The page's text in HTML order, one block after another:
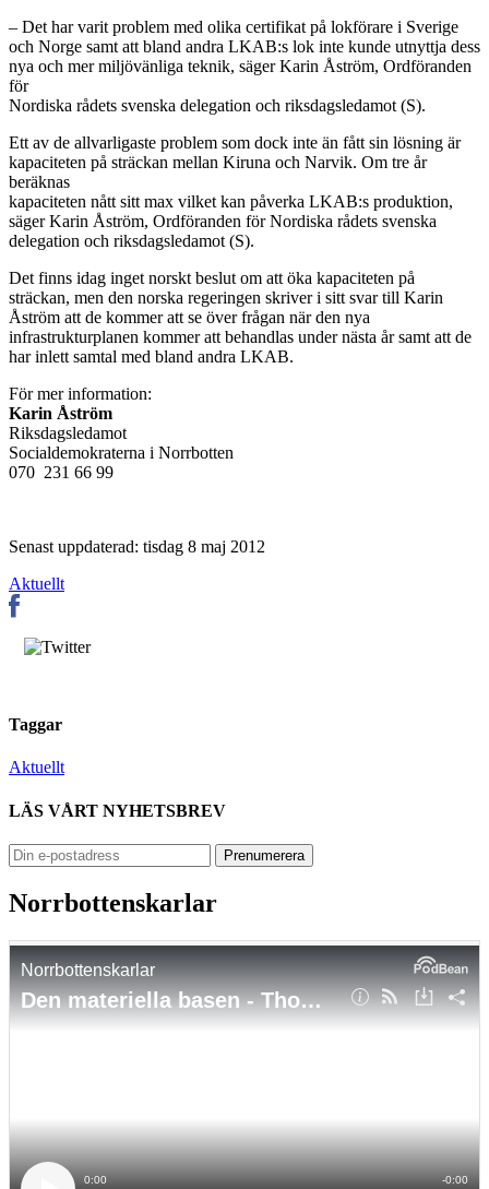
– Det har varit problem med olika certifikat på lokförare i Sverige
och Norge samt att bland andra LKAB:s lok inte kunde utnyttja dess
nya och mer miljövänliga teknik, säger Karin Åström, Ordföranden
för
Nordiska rådets svenska delegation och riksdagsledamot (S).
Ett av de allvarligaste problem som dock inte än fått sin lösning är
kapaciteten på sträckan mellan Kiruna och Narvik. Om tre år
beräknas
kapaciteten nått sitt max vilket kan påverka LKAB:s produktion,
säger Karin Åström, Ordföranden för Nordiska rådets svenska
delegation och riksdagsledamot (S).
Det finns idag inget norskt beslut om att öka kapaciteten på
sträckan, men den norska regeringen skriver i sitt svar till Karin
Åström att de kommer att se över frågan när den nya
infrastrukturplanen kommer att behandlas under nästa år samt att de
har inlett samtal med bland andra LKAB.
För mer information:
Karin Åström
Riksdagsledamot
Socialdemokraterna i Norrbotten
070 231 66 99
Senast uppdaterad: tisdag 8 maj 2012
Aktuellt
Taggar
Aktuellt
LÄS VÅRT NYHETSBREV
Norrbottenskarlar